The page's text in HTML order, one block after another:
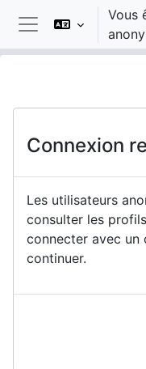
Passer au contenu
Panneau latéral
Vous
Connexion
Les utilisateurs
consulter les
connecter avec
continuer.